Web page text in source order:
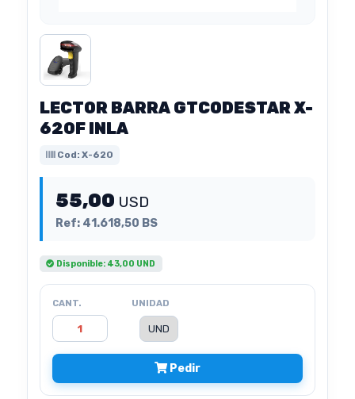
LECTOR BARRA GTCODESTAR X-
620F INLA
Cod: X-620
55,00 USD
Ref: 41.618,50 BS
Disponible: 43,00 UND
CANT. UNIDAD
Pedir